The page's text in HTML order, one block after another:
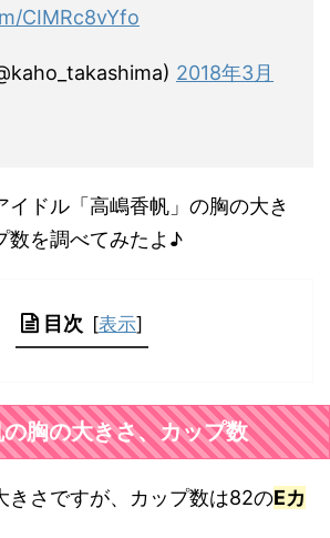
CIMRc8vYfo
2018年3月
イドル「高嶋香帆」の胸の大き
数を調べてみたよ♪
目次 [表示]
胸の大きさ、カップ数
きさですが、カップ数は82のEカ